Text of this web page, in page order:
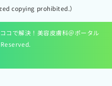
copying prohibited.）
コで解決！美容皮膚科＠ポータル